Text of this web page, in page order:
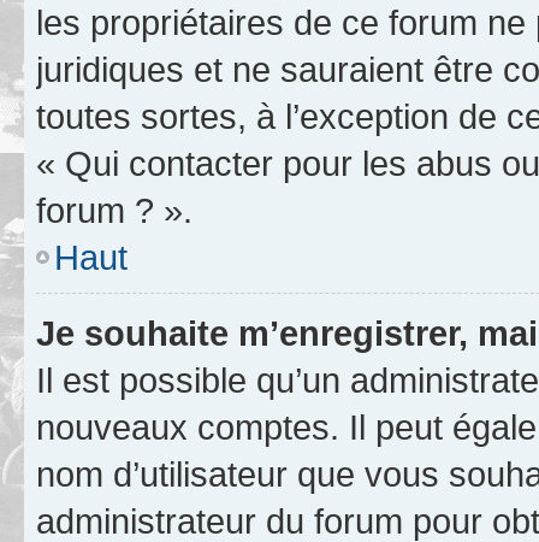
les propriétaires de ce forum
juridiques et ne sauraient être
toutes sortes, à l’exception de
« Qui contacter pour les abus
forum ? ».
Haut
Je souhaite m’enregistrer,
Il est possible qu’un
nouveaux comptes. Il peut
nom d’utilisateur que vous
administrateur du forum pour